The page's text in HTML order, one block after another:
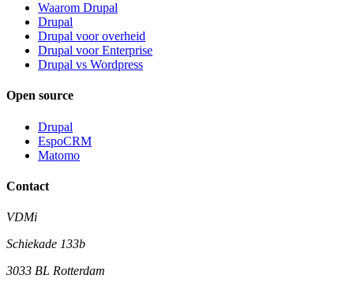
Waarom Drupal
Drupal
Drupal voor overheid
Drupal voor Enterprise
Drupal vs Wordpress
Open source
Drupal
EspoCRM
Matomo
Contact
VDMi
Schiekade 133b
3033 BL Rotterdam